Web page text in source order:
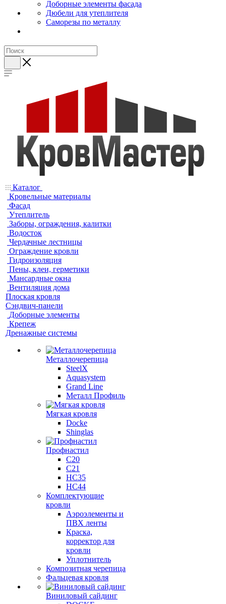
Доборные элементы фасада
Дюбели для утеплителя
Саморезы по металлу
Каталог
Кровельные материалы
Фасад
Утеплитель
Заборы, ограждения, калитки
Водосток
Чердачные лестницы
Ограждение кровли
Гидроизоляция
Пены, клеи, герметики
Мансардные окна
Вентиляция дома
Плоская кровля
Сэндвич-панели
Доборные элементы
Крепеж
Дренажные системы
Металлочерепица
SteelX
Aquasystem
Grand Line
Металл Профиль
Мягкая кровля
Docke
Shinglas
Профнастил
C20
C21
НС35
НС44
Комплектующие
кровли
Аэроэлементы и
ПВХ ленты
Краска,
корректор для
кровли
Уплотнитель
Композитная черепица
Фальцевая кровля
Виниловый сайдинг